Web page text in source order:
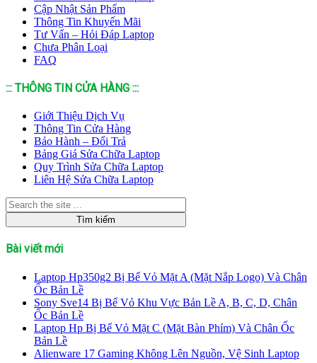
Cập Nhật Sản Phẩm
Thông Tin Khuyến Mãi
Tư Vấn – Hỏi Đáp Laptop
Chưa Phân Loại
FAQ
::: THÔNG TIN CỬA HÀNG :::
Giới Thiệu Dịch Vụ
Thông Tin Cửa Hàng
Bảo Hành – Đổi Trả
Bảng Giá Sửa Chữa Laptop
Quy Trình Sửa Chữa Laptop
Liên Hệ Sửa Chữa Laptop
Bài viết mới
Laptop Hp350g2 Bị Bể Vỏ Mặt A (Mặt Nắp Logo) Và Chân
Ốc Bản Lề
Sony Sve14 Bị Bể Vỏ Khu Vực Bản Lề A, B, C, D, Chân
Ốc Bản Lề
Laptop Hp Bị Bể Vỏ Mặt C (Mặt Bàn Phím) Và Chân Ốc
Bản Lề
Alienware 17 Gaming Không Lên Nguồn, Vệ Sinh Laptop